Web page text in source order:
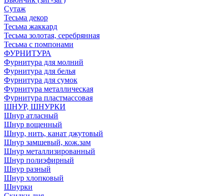
Сутаж
Тесьма декор
Тесьма жаккард
Тесьма золотая, серебрянная
Тесьма с помпонами
ФУРНИТУРА
Фурнитура для молний
Фурнитура для белья
Фурнитура для сумок
Фурнитура металлическая
Фурнитура пластмассовая
ШНУР, ШНУРКИ
Шнур атласный
Шнур вощенный
Шнур, нить, канат джутовый
Шнур замшевый, кож.зам
Шнур металлизированный
Шнур полиэфирный
Шнур разный
Шнур хлопковый
Шнурки